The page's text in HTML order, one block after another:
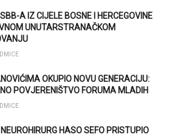
A IZ CIJELE BOSNE I HERCEGOVINE
UNUTARSTRANAČKOM
OKUPIO NOVU GENERACIJU:
POVJERENIŠTVO FORUMA MLADIH
HASO SEFO PRISTUPIO